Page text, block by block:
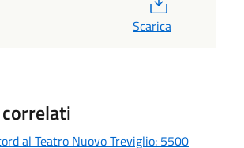
Scarica
al Teatro Nuovo Treviglio: 5500